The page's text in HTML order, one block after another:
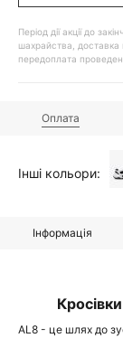
Період дії акції до
шахрайства, доставка
передоплата
Оплата
Інші кольори:
Інформація
AL8 - це шлях до